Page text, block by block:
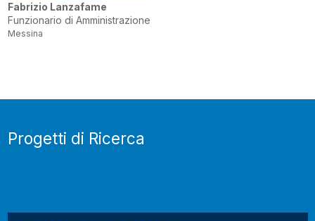
Fabrizio Lanzafame
Funzionario di Amministrazione
Messina
Progetti di Ricerca